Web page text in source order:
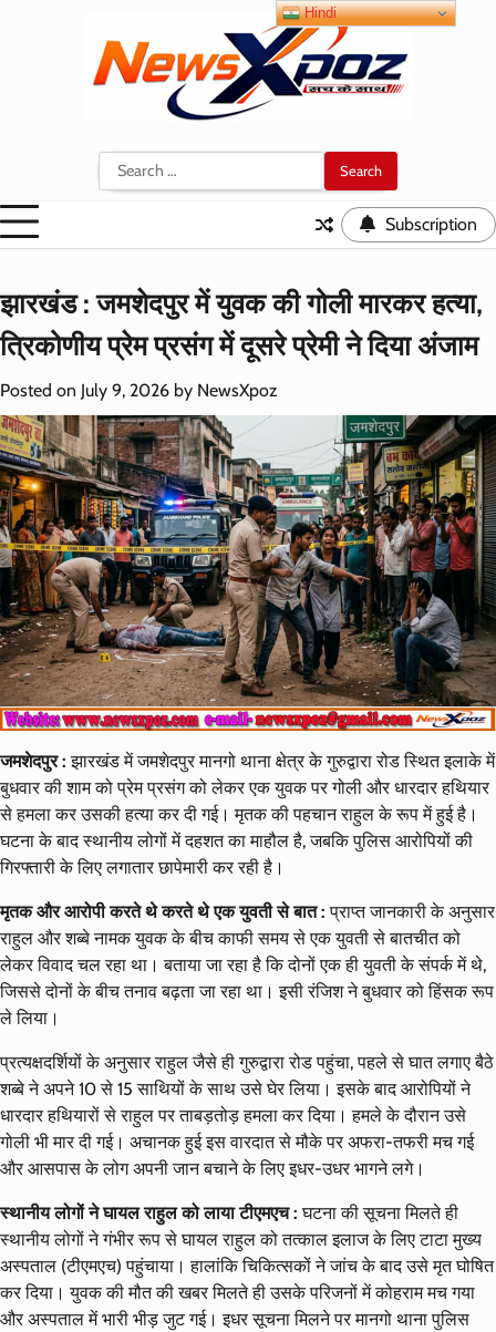
Search
for:
Subscription
झारखंड : जमशेदपुर में युवक की गोली मारकर हत्या,
त्रिकोणीय प्रेम प्रसंग में दूसरे प्रेमी ने दिया अंजाम
Posted on July 9, 2026 by NewsXpoz
जमशेदपुर : झारखंड में जमशेदपुर मानगो थाना क्षेत्र के गुरुद्वारा रोड स्थित इलाके में
बुधवार की शाम को प्रेम प्रसंग को लेकर एक युवक पर गोली और धारदार हथियार
से हमला कर उसकी हत्या कर दी गई। मृतक की पहचान राहुल के रूप में हुई है।
घटना के बाद स्थानीय लोगों में दहशत का माहौल है, जबकि पुलिस आरोपियों की
गिरफ्तारी के लिए लगातार छापेमारी कर रही है।
मृतक और आरोपी करते थे करते थे एक युवती से बात : प्राप्त जानकारी के अनुसार
राहुल और शब्बे नामक युवक के बीच काफी समय से एक युवती से बातचीत को
लेकर विवाद चल रहा था। बताया जा रहा है कि दोनों एक ही युवती के संपर्क में थे,
जिससे दोनों के बीच तनाव बढ़ता जा रहा था। इसी रंजिश ने बुधवार को हिंसक रूप
ले लिया।
प्रत्यक्षदर्शियों के अनुसार राहुल जैसे ही गुरुद्वारा रोड पहुंचा, पहले से घात लगाए बैठे
शब्बे ने अपने 10 से 15 साथियों के साथ उसे घेर लिया। इसके बाद आरोपियों ने
धारदार हथियारों से राहुल पर ताबड़तोड़ हमला कर दिया। हमले के दौरान उसे
गोली भी मार दी गई। अचानक हुई इस वारदात से मौके पर अफरा-तफरी मच गई
और आसपास के लोग अपनी जान बचाने के लिए इधर-उधर भागने लगे।
स्थानीय लोगों ने घायल राहुल को लाया टीएमएच : घटना की सूचना मिलते ही
स्थानीय लोगों ने गंभीर रूप से घायल राहुल को तत्काल इलाज के लिए टाटा मुख्य
अस्पताल (टीएमएच) पहुंचाया। हालांकि चिकित्सकों ने जांच के बाद उसे मृत घोषित
कर दिया। युवक की मौत की खबर मिलते ही उसके परिजनों में कोहराम मच गया
और अस्पताल में भारी भीड़ जुट गई। इधर सूचना मिलने पर मानगो थाना पुलिस
Hindi